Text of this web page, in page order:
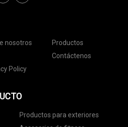
nosotros
Productos
Contáctenos
Policy
Productos para exteriores